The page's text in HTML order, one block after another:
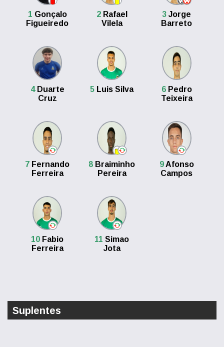
1 Gonçalo
Figueiredo
2Rafael
Vilela
3 Jorge
Barreto
4Duarte
Cruz
5 Luis Silva 6Pedro
Teixeira
7 Fernando
Ferreira
8 Braiminho
Pereira
9Afonso
Campos
10 Fabio
Ferreira
11 Simao
Jota
Suplentes